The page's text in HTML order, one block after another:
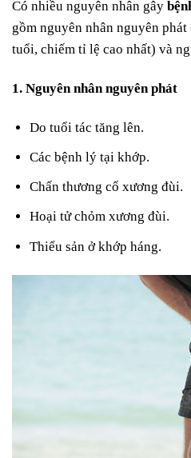
Có nhiều nguyên nhân gây
gồm nguyên nhân nguyên
tuổi, chiếm tỉ lệ cao nhất) và
1. Nguyên nhân nguyên phát
Do tuổi tác tăng lên.
Các bệnh lý tại khớp.
Chấn thương cổ xương đùi.
Hoại tử chỏm xương đùi.
Thiểu sản ở khớp háng.